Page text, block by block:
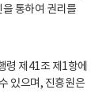
통하여 권리를
령 제41조 제1항에
있으며, 진흥원은